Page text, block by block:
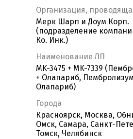
Организация,
Мерк Шарп и Доум Корп.
(подразделение
Ко. Инк.)
Наименование ЛП
MK-3475 + MK-7339
+ Олапариб,
Олапариб)
Города
Красноярск, Москва,
Омск, Самара, Санкт-
Томск, Челябинск